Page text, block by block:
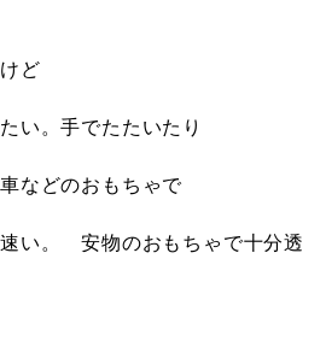
ど
い。手でたたいたり
などのおもちゃで
い。 安物のおもちゃで十分透